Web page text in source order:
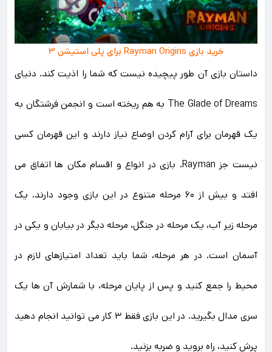
خرید بازی Rayman Origins برای پلی استیشن ۳
داستان بازی آن طور پیچیده نیست که شما را اذیت کند. دنیای
The Glade of Dreams به هم ریخته است و انجمن فرشتگان به
یک قهرمان برای آرام کردن اوضاع نیاز دارند و این قهرمان کسی
نیست جز Rayman. بازی در انواع و اقسام مکان ها اتفاق می
افتد و بیش از ۶۰ مرحله متنوع در این بازی وجود دارند. یک
مرحله زیر آب، یک مرحله در جنگل، مرحله دیگر در بیابان و یکی در
آسمان است. در هر مرحله، شما باید تعداد امتیازهای لازم در
محیط را جمع کنید و پس از پایان مرحله، با شمارش آن ها یک
سری مدال بگیرید. در این بازی فقط ۳ کار می توانید انجام دهید
پرش کنید، راه بروید و ضربه بزنید.